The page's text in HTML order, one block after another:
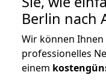
Berlin nach
Wir können
professionelles
einem